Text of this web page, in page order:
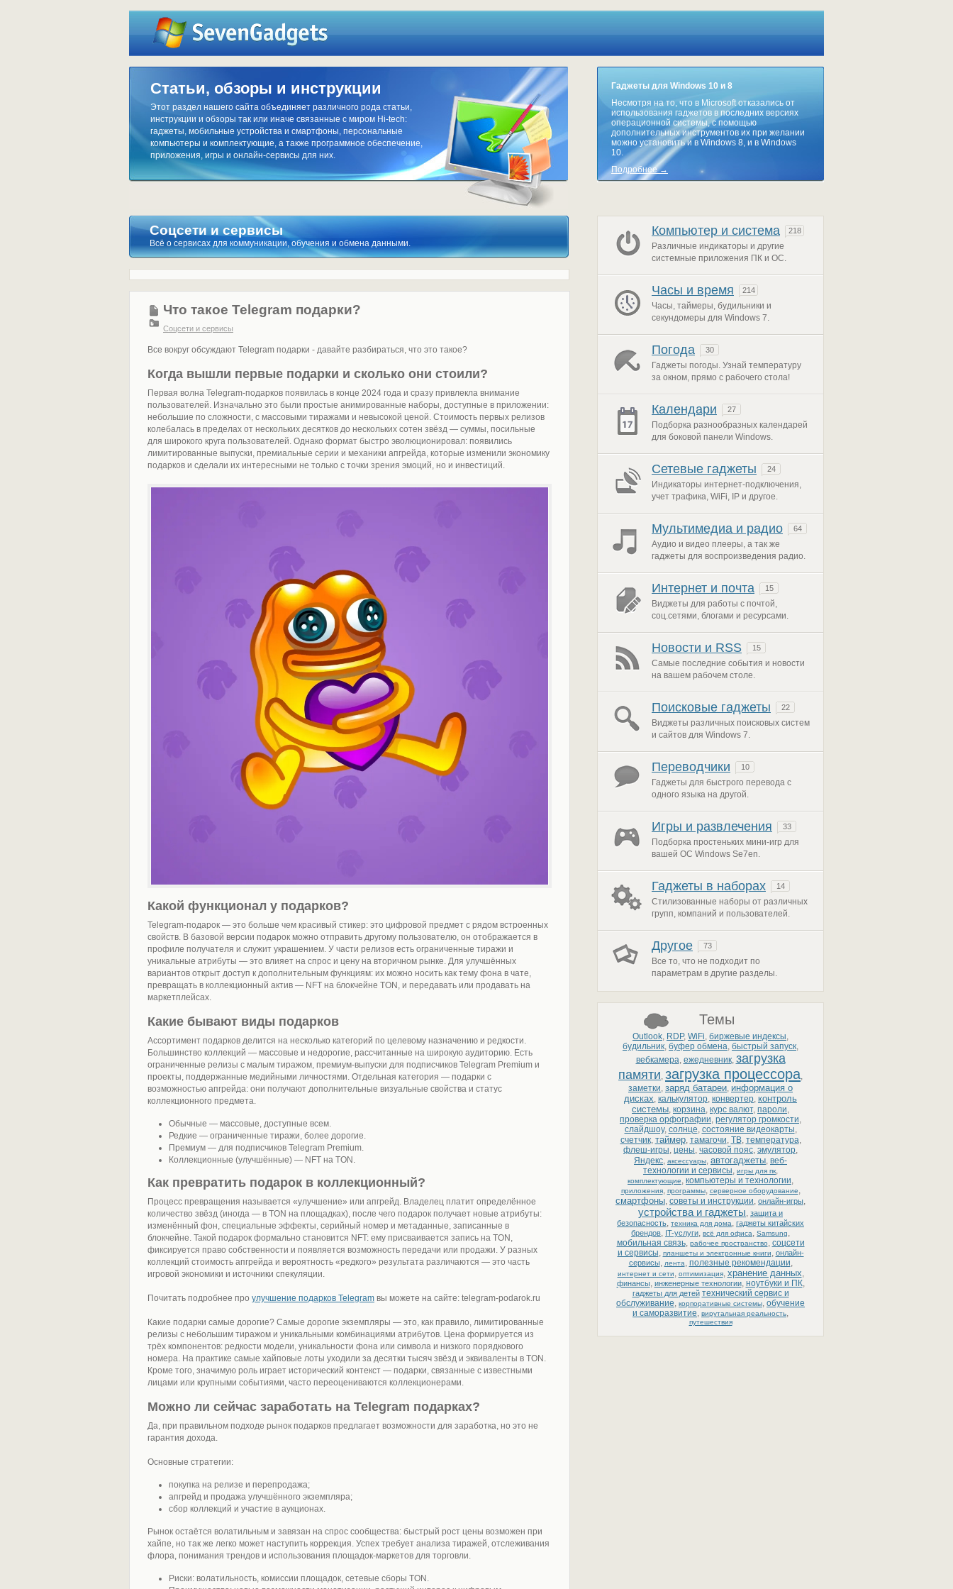
Статьи, обзоры и инструкции
Этот раздел нашего сайта объединяет различного рода статьи,
инструкции и обзоры так или иначе связанные с миром Hi-tech:
гаджеты, мобильные устройства и смартфоны, персональные
компьютеры и комплектующие, а также программное обеспечение,
приложения, игры и онлайн-сервисы для них.
Гаджеты для Windows 10 и 8
Несмотря на то, что в Microsoft отказались от
использования гаджетов в последних версиях
операционной системы, с помощью
дополнительных инструментов их при желании
можно установить и в Windows 8, и в Windows
10.
Подробнее →
Соцсети и сервисы
Всё о сервисах для коммуникации, обучения и обмена данными.
Что такое Telegram подарки?
Соцсети и сервисы
Все вокруг обсуждают Telegram подарки - давайте разбираться, что это такое?
Когда вышли первые подарки и сколько они стоили?
Первая волна Telegram-подарков появилась в конце 2024 года и сразу привлекла внимание
пользователей. Изначально это были простые анимированные наборы, доступные в приложении:
небольшие по сложности, с массовыми тиражами и невысокой ценой. Стоимость первых релизов
колебалась в пределах от нескольких десятков до нескольких сотен звёзд — суммы, посильные
для широкого круга пользователей. Однако формат быстро эволюционировал: появились
лимитированные выпуски, премиальные серии и механики апгрейда, которые изменили экономику
подарков и сделали их интересными не только с точки зрения эмоций, но и инвестиций.
Какой функционал у подарков?
Telegram-подарок — это больше чем красивый стикер: это цифровой предмет с рядом встроенных
свойств. В базовой версии подарок можно отправить другому пользователю, он отображается в
профиле получателя и служит украшением. У части релизов есть ограниченные тиражи и
уникальные атрибуты — это влияет на спрос и цену на вторичном рынке. Для улучшённых
вариантов открыт доступ к дополнительным функциям: их можно носить как тему фона в чате,
превращать в коллекционный актив — NFT на блокчейне TON, и передавать или продавать на
маркетплейсах.
Какие бывают виды подарков
Ассортимент подарков делится на несколько категорий по целевому назначению и редкости.
Большинство коллекций — массовые и недорогие, рассчитанные на широкую аудиторию. Есть
ограниченные релизы с малым тиражом, премиум-выпуски для подписчиков Telegram Premium и
проекты, поддержанные медийными личностями. Отдельная категория — подарки с
возможностью апгрейда: они получают дополнительные визуальные свойства и статус
коллекционного предмета.
Обычные — массовые, доступные всем.
Редкие — ограниченные тиражи, более дорогие.
Премиум — для подписчиков Telegram Premium.
Коллекционные (улучшённые) — NFT на TON.
Как превратить подарок в коллекционный?
Процесс превращения называется «улучшение» или апгрейд. Владелец платит определённое
количество звёзд (иногда — в TON на площадках), после чего подарок получает новые атрибуты:
изменённый фон, специальные эффекты, серийный номер и метаданные, записанные в
блокчейне. Такой подарок формально становится NFT: ему присваивается запись на TON,
фиксируется право собственности и появляется возможность передачи или продажи. У разных
коллекций стоимость апгрейда и вероятность «редкого» результата различаются — это часть
игровой экономики и источники спекуляции.
Почитать подробнее про улучшение подарков Telegram вы можете на сайте: telegram-podarok.ru
Какие подарки самые дорогие? Самые дорогие экземпляры — это, как правило, лимитированные
релизы с небольшим тиражом и уникальными комбинациями атрибутов. Цена формируется из
трёх компонентов: редкости модели, уникальности фона или символа и низкого порядкового
номера. На практике самые хайповые лоты уходили за десятки тысяч звёзд и эквиваленты в TON.
Кроме того, значимую роль играет исторический контекст — подарки, связанные с известными
лицами или крупными событиями, часто переоцениваются коллекционерами.
Можно ли сейчас заработать на Telegram подарках?
Да, при правильном подходе рынок подарков предлагает возможности для заработка, но это не
гарантия дохода.
Основные стратегии:
покупка на релизе и перепродажа;
апгрейд и продажа улучшённого экземпляра;
сбор коллекций и участие в аукционах.
Рынок остаётся волатильным и завязан на спрос сообщества: быстрый рост цены возможен при
хайпе, но так же легко может наступить коррекция. Успех требует анализа тиражей, отслеживания
флора, понимания трендов и использования площадок-маркетов для торговли.
Риски: волатильность, комиссии площадок, сетевые сборы TON.
Компьютер и система 218
Различные индикаторы и другие
системные приложения ПК и ОС.
Часы и время 214
Часы, таймеры, будильники и
секундомеры для Windows 7.
Погода 30
Гаджеты погоды. Узнай температуру
за окном, прямо с рабочего стола!
Календари 27
Подборка разнообразных календарей
для боковой панели Windows.
Сетевые гаджеты 24
Индикаторы интернет-подключения,
учет трафика, WiFi, IP и другое.
Мультимедиа и радио 64
Аудио и видео плееры, а так же
гаджеты для воспроизведения радио.
Интернет и почта 15
Виджеты для работы с почтой,
соц.сетями, блогами и ресурсами.
Новости и RSS 15
Самые последние события и новости
на вашем рабочем столе.
Поисковые гаджеты 22
Виджеты различных поисковых систем
и сайтов для Windows 7.
Переводчики 10
Гаджеты для быстрого перевода с
одного языка на другой.
Игры и развлечения 33
Подборка простеньких мини-игр для
вашей ОС Windows Se7en.
Гаджеты в наборах 14
Стилизованные наборы от различных
групп, компаний и пользователей.
Другое 73
Все то, что не подходит по
параметрам в другие разделы.
Темы
Outlook, RDP, WiFi, биржевые индексы,
будильник, буфер обмена, быстрый запуск,
вебкамера, ежедневник, загрузка
памяти, загрузка процессора,
заметки, заряд батареи, информация о
дисках, калькулятор, конвертер, контроль
системы, корзина, курс валют, пароли,
проверка орфографии, регулятор громкости,
слайдшоу, солнце, состояние видеокарты,
счетчик, таймер, тамагочи, ТВ, температура,
флеш-игры, цены, часовой пояс, эмулятор,
Яндекс, аксессуары, автогаджеты, веб-
технологии и сервисы, игры для пк,
комплектующие, компьютеры и технологии,
приложения, программы, серверное оборудование,
смартфоны, советы и инструкции, онлайн-игры,
устройства и гаджеты, защита и
безопасность, техника для дома, гаджеты китайских
брендов, IT-услуги, всё для офиса, Samsung,
мобильная связь, рабочее пространство, соцсети
и сервисы, планшеты и электронные книги, онлайн-
сервисы, лента, полезные рекомендации,
интернет и сети, оптимизация, хранение данных,
финансы, инженерные технологии, ноутбуки и ПК,
гаджеты для детей технический сервис и
обслуживание, корпоративные системы, обучение
и саморазвитие, вирутальная реальность,
путешествия